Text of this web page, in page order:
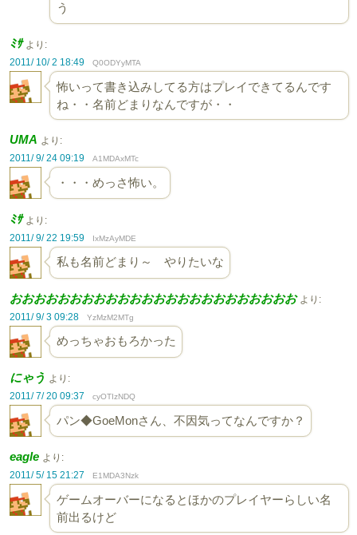
う
ﾐｻ より:
2011/ 10/ 2 18:49
Q0ODYyMTA
怖いって書き込みしてる方はプレイできてるんです
ね・・名前どまりなんですが・・
UMA より:
2011/ 9/ 24 09:19
A1MDAxMTc
・・・めっさ怖い。
ﾐｻ より:
2011/ 9/ 22 19:59
IxMzAyMDE
私も名前どまり～ やりたいな
おおおおおおおおおおおおおおおおおおおおおおおお より:
2011/ 9/ 3 09:28
YzMzM2MTg
めっちゃおもろかった
にゃう より:
2011/ 7/ 20 09:37
cyOTIzNDQ
パン◆GoeMonさん、不因気ってなんですか？
eagle より:
2011/ 5/ 15 21:27
E1MDA3Nzk
ゲームオーバーになるとほかのプレイヤーらしい名
前出るけど